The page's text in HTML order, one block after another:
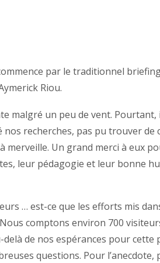
par le traditionnel
Riou.
malgré un peu de vent.
recherches, pas pu trouver de
merveille. Un grand merci à eux
leur pédagogie et leur bonne
… est-ce que les efforts mis
comptons environ 700
de nos espérances pour
questions. Pour